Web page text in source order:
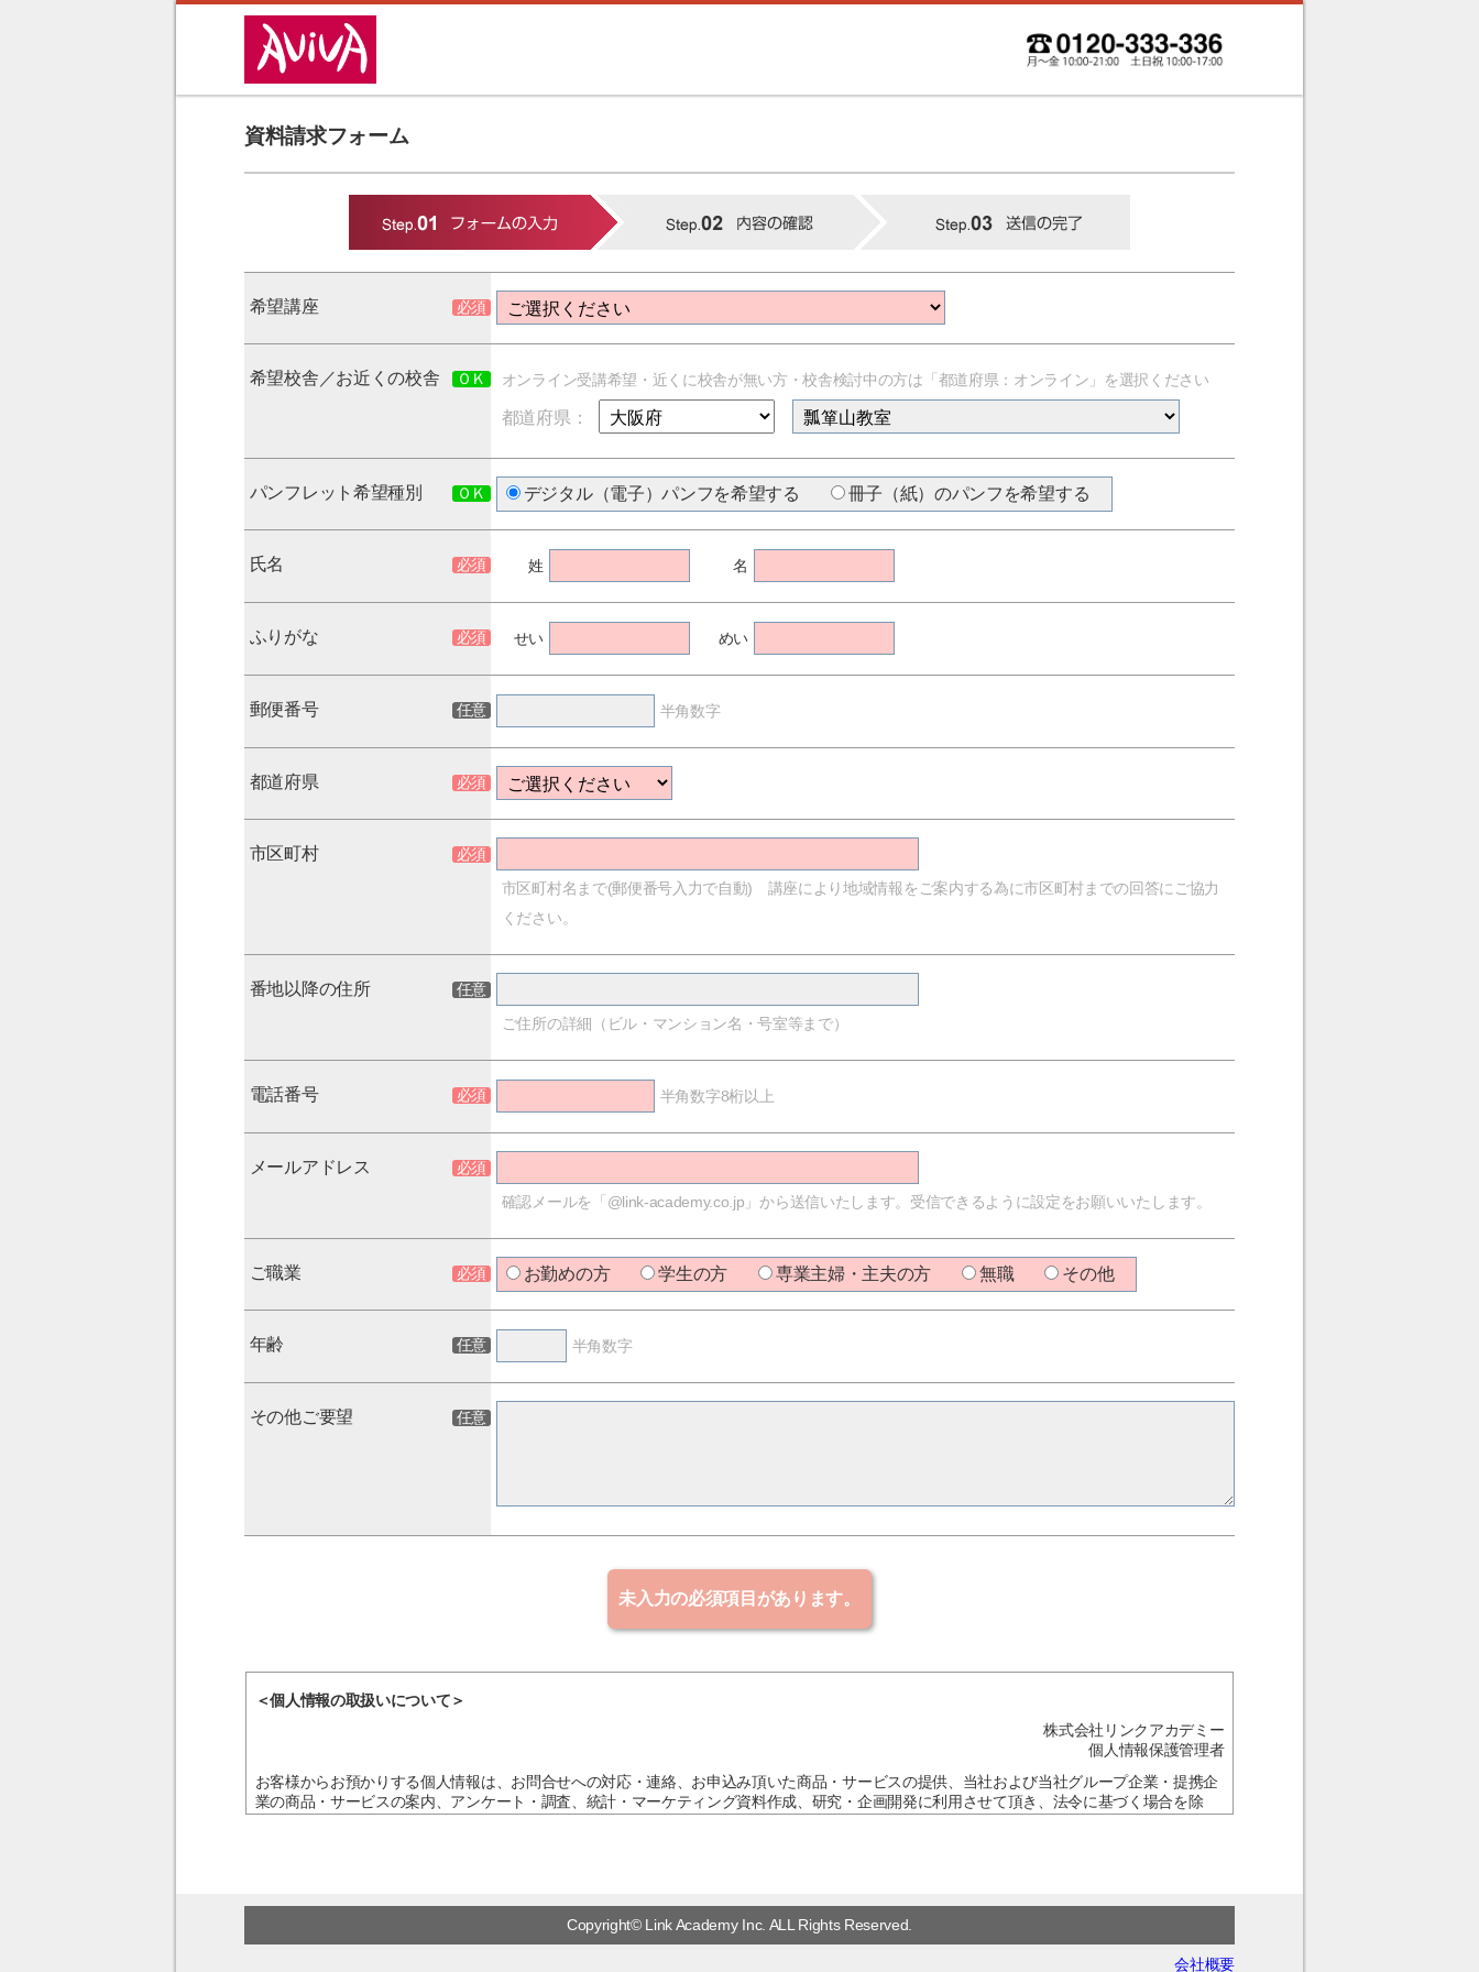
資料請求フォーム
希望講座
希望校舎／お近くの校舎 オンライン受講希望・近くに校舎が無い方・校舎検討中の方は「都道府県：オンライン」を選択ください
都道府県：
パンフレット希望種別 デジタル（電子）パンフを希望する 冊子（紙）のパンフを希望する
氏名 姓 名
ふりがな せい めい
郵便番号 半角数字
都道府県
市区町村
市区町村名まで(郵便番号入力で自動) 講座により地域情報をご案内する為に市区町村までの回答にご協力
ください。
番地以降の住所
ご住所の詳細（ビル・マンション名・号室等まで）
電話番号 半角数字8桁以上
メールアドレス
確認メールを「@link-academy.co.jp」から送信いたします。受信できるように設定をお願いいたします。
ご職業 お勤めの方 学生の方 専業主婦・主夫の方 無職 その他
年齢 半角数字
その他ご要望
＜個人情報の取扱いについて＞
株式会社リンクアカデミー
個人情報保護管理者
お客様からお預かりする個人情報は、お問合せへの対応・連絡、お申込み頂いた商品・サービスの提供、当社および当社グループ企業・提携企
業の商品・サービスの案内、アンケート・調査、統計・マーケティング資料作成、研究・企画開発に利用させて頂き、法令に基づく場合を除
株式会社リンクアカデミー 個人情報取扱い窓口
TEL：03-6853-8066
Copyright© Link Academy Inc. ALL Rights Reserved.
会社概要